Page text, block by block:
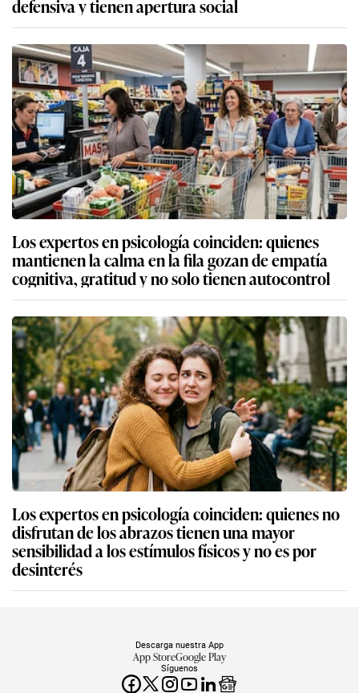
defensiva y tienen apertura social
Los expertos en psicología coinciden: quienes
mantienen la calma en la fila gozan de empatía
cognitiva, gratitud y no solo tienen autocontrol
Los expertos en psicología coinciden: quienes no
disfrutan de los abrazos tienen una mayor
sensibilidad a los estímulos físicos y no es por
desinterés
Síguenos
Descarga nuestra App
App StoreGoogle Play